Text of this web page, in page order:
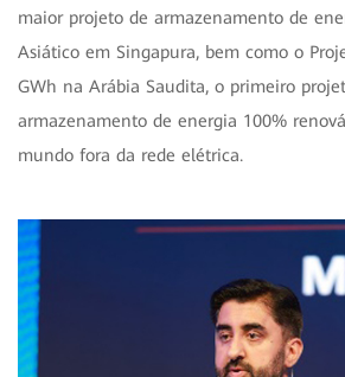
maior projeto de armazenamento de
Asiático em Singapura, bem como o
GWh na Arábia Saudita, o primeiro
armazenamento de energia 100%
mundo fora da rede elétrica.